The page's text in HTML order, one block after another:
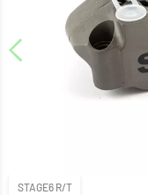
STAGE6 R/T